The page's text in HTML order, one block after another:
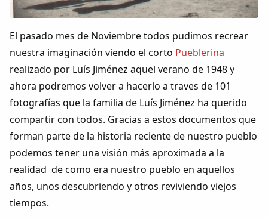
Periódico Alconétar
Foros
Idiosincrasia
Diccionario
Traductor
Dichos
El pasado mes de Noviembre todos pudimos recrear
nuestra imaginación viendo el corto Pueblerina
realizado por Luís Jiménez aquel verano de 1948 y
ahora podremos volver a hacerlo a traves de 101
fotografías que la familia de Luís Jiménez ha querido
compartir con todos. Gracias a estos documentos que
forman parte de la historia reciente de nuestro pueblo
podemos tener una visión más aproximada a la
realidad de como era nuestro pueblo en aquellos
años, unos descubriendo y otros reviviendo viejos
tiempos.